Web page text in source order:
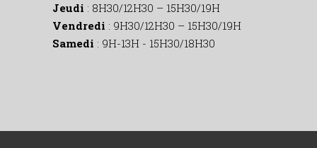
Jeudi : 8H30/12H30 – 15H30/19H
Vendredi : 9H30/12H30 – 15H30/19H
Samedi : 9H-13H - 15H30/18H30